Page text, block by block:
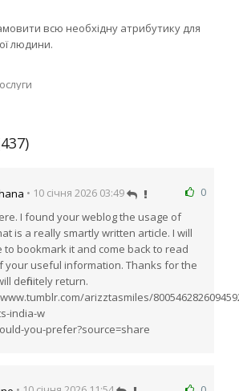
всю необхідну атрибутику для
людини.
0
• 10 січня 2026 03:49
I found your weblog the usage of
is a really smartly written article. I will
to bookmark it and come back to read
your useful information. Thanks for the
definitely return.
arizztasmiles/
india-w
you-prefer?source=share